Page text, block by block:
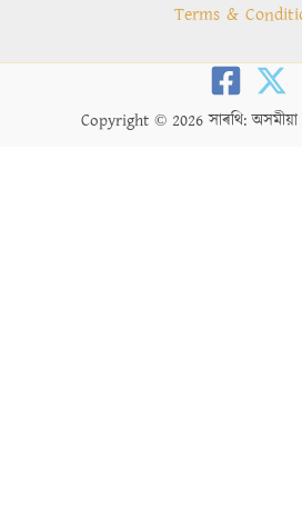
Terms &
Copyright © 2026 সাৰথি: অসমীয়া